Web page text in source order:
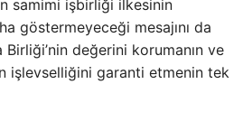
samimi işbirliği ilkesinin
göstermeyeceği mesajını da
değerini korumanın ve
işlevselliğini garanti etmenin tek